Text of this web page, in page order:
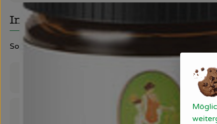
Info
Sonnenstrahlen, Sommerwind und Orangenblüten.